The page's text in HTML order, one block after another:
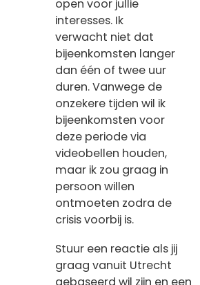
open voor jullie
interesses. Ik
verwacht niet dat
bijeenkomsten langer
dan één of twee uur
duren. Vanwege de
onzekere tijden wil ik
bijeenkomsten voor
deze periode via
videobellen houden,
maar ik zou graag in
persoon willen
ontmoeten zodra de
crisis voorbij is.
Stuur een reactie als jij
graag vanuit Utrecht
gebaseerd wil zijn en een